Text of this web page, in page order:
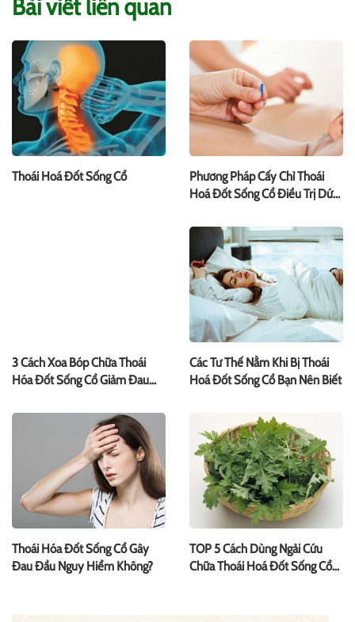
Bài viết liên quan
Thoái Hoá Đốt Sống Cổ
Phương Pháp Cấy Chỉ Thoái
Hoá Đốt Sống Cổ Điều Trị Dứt
3 Cách Xoa Bóp Chữa Thoái
Hóa Đốt Sống Cổ Giảm Đau
Các Tư Thế Nằm Khi Bị Thoái
Hoá Đốt Sống Cổ Bạn Nên Biết
Thoái Hóa Đốt Sống Cổ Gây
Đau Đầu Nguy Hiểm Không?
TOP 5 Cách Dùng Ngải Cứu
Chữa Thoái Hoá Đốt Sống Cổ